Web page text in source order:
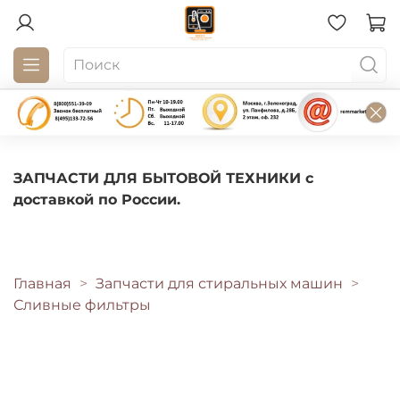
ЗАПЧАСТИ ДЛЯ БЫТОВОЙ ТЕХНИКИ с
доставкой по России.
Главная
Запчасти для стиральных машин
Сливные фильтры